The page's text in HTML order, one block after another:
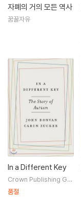
자폐의 거의 모든 역사
꿈꿀자유
In a Different Key
Crown Publishing Gro
up (NY)
품절